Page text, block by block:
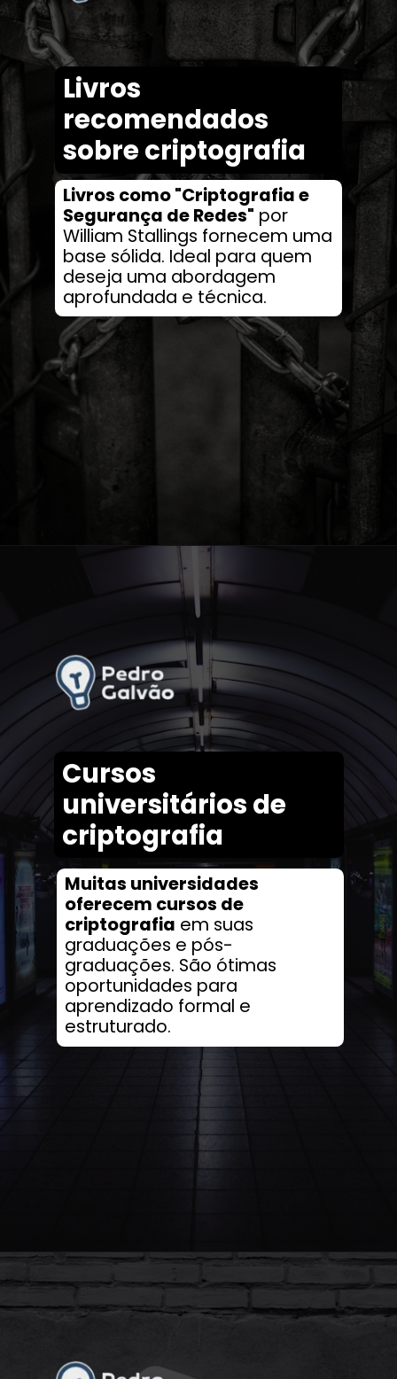
Livros como "Criptografia e
Segurança de Redes" por
William Stallings fornecem uma
base sólida. Ideal para quem
deseja uma abordagem
aprofundada e técnica.
Livros
recomendados
sobre criptografia
Cursos
universitários de
criptografia
Muitas universidades
oferecem cursos de
criptografia em suas
graduações e pós-
graduações. São ótimas
oportunidades para
aprendizado formal e
estruturado.